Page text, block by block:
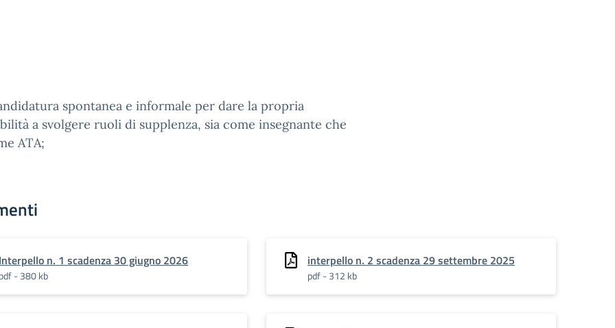
spontanea e informale per dare la propria
a svolgere ruoli di supplenza, sia come insegnante che
ATA;
n. 1 scadenza 30 giugno 2026
- 380 kb
interpello n. 2 scadenza 29 settembre 2025
pdf - 312 kb